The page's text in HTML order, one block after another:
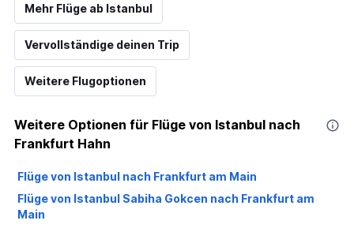
Mehr Flüge ab Istanbul
Vervollständige deinen Trip
Weitere Flugoptionen
Weitere Optionen für Flüge von Istanbul nach
Frankfurt Hahn
Flüge von Istanbul nach Frankfurt am Main
Flüge von Istanbul Sabiha Gokcen nach Frankfurt am
Main